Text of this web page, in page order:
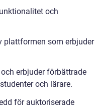
och
plattformen som erbjuder
erbjuder förbättrade
och lärare.
för auktoriserade